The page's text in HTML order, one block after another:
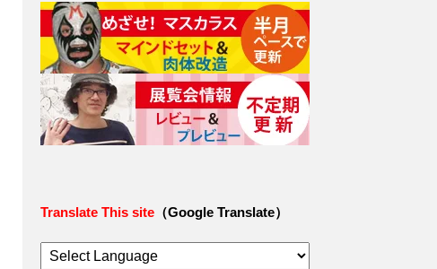
Translate This site （Google Translate）